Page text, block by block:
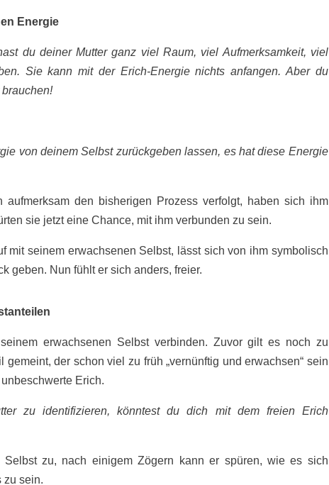
Energie
du deiner Mutter ganz viel Raum, viel Aufmerksamkeit, viel
Sie kann mit der Erich-Energie nichts anfangen. Aber du
von deinem Selbst zurückgeben lassen, es hat diese Energie
aufmerksam den bisherigen Prozess verfolgt, haben sich ihm
sie jetzt eine Chance, mit ihm verbunden zu sein.
mit seinem erwachsenen Selbst, lässt sich von ihm symbolisch
geben. Nun fühlt er sich anders, freier.
erwachsenen Selbst verbinden. Zuvor gilt es noch zu
gemeint, der schon viel zu früh „vernünftig und erwachsen“ sein
Erich.
zu identifizieren, könntest du dich mit dem freien Erich
zu, nach einigem Zögern kann er spüren, wie es sich
zu sein.